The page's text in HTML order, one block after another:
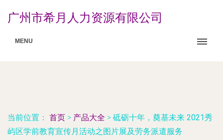
广州市希月人力资源有限公司
MENU
当前位置： 首页 > 产品大全 > 砥砺十年，奠基未来 2021秀
屿区学前教育宣传月活动之图片展及劳务派遣服务